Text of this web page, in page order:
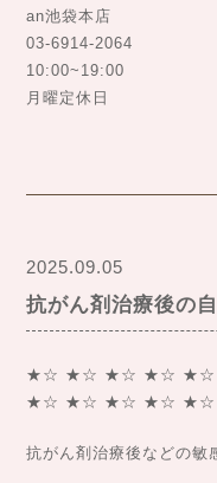
an池袋本店
03-6914-2064
10:00~19:00
月曜定休日
2025.09.05
抗がん剤治療後の
★☆ ★☆ ★☆ ★☆
★☆ ★☆ ★☆ ★☆ ★☆
抗がん剤治療後などの敏